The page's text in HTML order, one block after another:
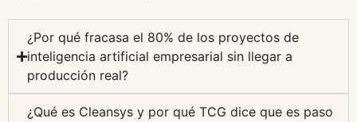
¿Por qué fracasa el 80% de los proyectos de
inteligencia artificial empresarial sin llegar a
producción real?
¿Qué es Cleansys y por qué TCG dice que es paso